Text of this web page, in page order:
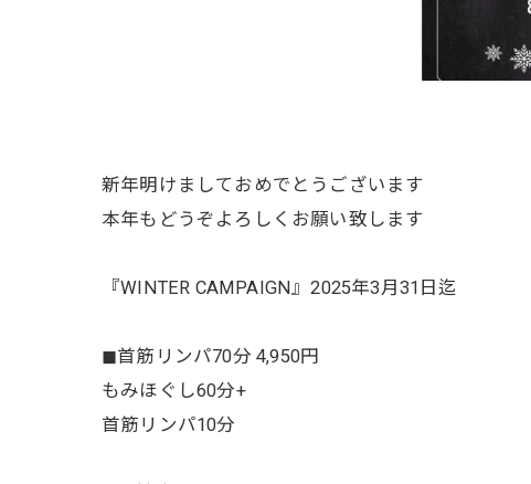
新年明けましておめでとうございます
本年もどうぞよろしくお願い致します
『WINTER CAMPAIGN』2025年3月31日迄
◼︎首筋リンパ70分 4,950円
もみほぐし60分+
首筋リンパ10分